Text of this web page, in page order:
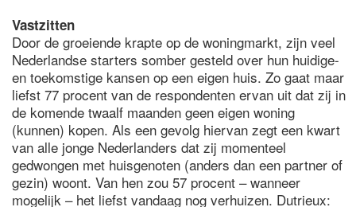
Vastzitten
Door de groeiende krapte op de woningmarkt, zijn veel
Nederlandse starters somber gesteld over hun huidige-
en toekomstige kansen op een eigen huis. Zo gaat maar
liefst 77 procent van de respondenten ervan uit dat zij in
de komende twaalf maanden geen eigen woning
(kunnen) kopen. Als een gevolg hiervan zegt een kwart
van alle jonge Nederlanders dat zij momenteel
gedwongen met huisgenoten (anders dan een partner of
gezin) woont. Van hen zou 57 procent – wanneer
mogelijk – het liefst vandaag nog verhuizen. Dutrieux: